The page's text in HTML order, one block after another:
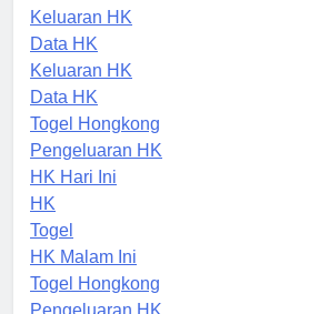
Keluaran HK
Data HK
Keluaran HK
Data HK
Togel Hongkong
Pengeluaran HK
HK Hari Ini
HK
Togel
HK Malam Ini
Togel Hongkong